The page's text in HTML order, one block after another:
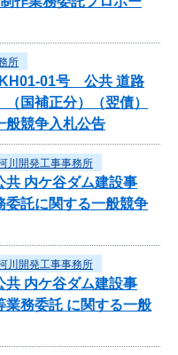
所
01号 公共 道路
国補正分）（翌債）
般競争入札公告
川開発工事事務所
共 内ケ谷ダム建設事
託に関する一般競争
川開発工事事務所
共 内ケ谷ダム建設事
務委託 に関する一般